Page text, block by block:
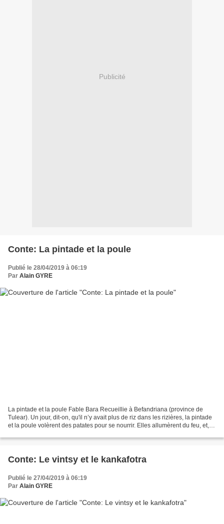
Publicité
Conte: La pintade et la poule
Publié le 28/04/2019 à 06:19
Par Alain GYRE
La pintade et la poule Fable Bara Recueillie à Befandriana (province de
Tulear). Un jour, dit-on, qu'il n’y avait plus de riz dans les rizières, la pintade
et la poule volèrent des patates pour se nourrir. Elles allumèrent du feu, et,
Conte: Le vintsy et le kankafotra
Publié le 27/04/2019 à 06:19
Par Alain GYRE